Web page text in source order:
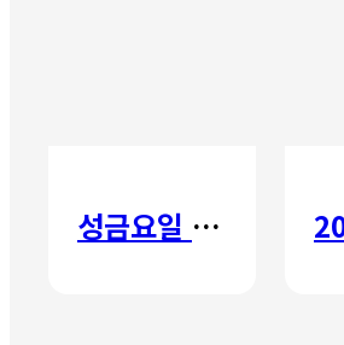
성금요일 칸타타